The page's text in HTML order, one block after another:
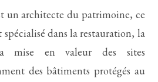
un architecte du patrimoine, ce
dans la restauration, la
mise en valeur des sites
des bâtiments protégés au